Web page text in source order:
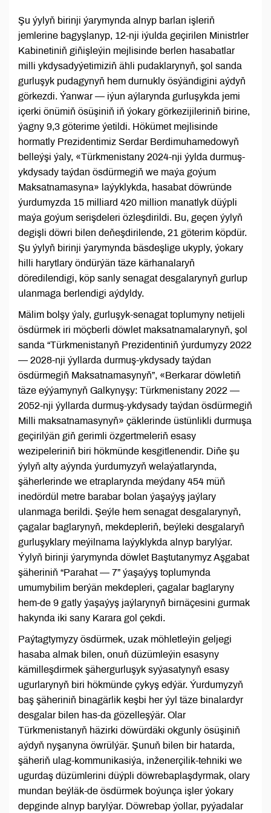
Şu ýylyň birinji ýarymynda alnyp barlan işleriň
jemlerine bagyşlanyp, 12-nji iýulda geçirilen Ministrler
Kabinetiniň giňişleýin mejlisinde berlen hasabatlar
milli ykdysadyýetimiziň ähli pudaklarynyň, şol sanda
gurluşyk pudagynyň hem durnukly ösýändigini aýdyň
görkezdi. Ýanwar — iýun aýlarynda gurluşykda jemi
içerki önümiň ösüşiniň iň ýokary görkezijileriniň birine,
ýagny 9,3 göterime ýetildi. Hökümet mejlisinde
hormatly Prezidentimiz Serdar Berdimuhamedowyň
belleýşi ýaly, «Türkmenistany 2024-nji ýylda durmuş-
ykdysady taýdan ösdürmegiň we maýa goýum
Maksatnamasyna» laýyklykda, hasabat döwründe
ýurdumyzda 15 milliard 420 million manatlyk düýpli
maýa goýum serişdeleri özleşdirildi. Bu, geçen ýylyň
degişli döwri bilen deňeşdirilende, 21 göterim köpdür.
Şu ýylyň birinji ýarymynda bäsdeşlige ukyply, ýokary
hilli harytlary öndürýän täze kärhanalaryň
döredilendigi, köp sanly senagat desgalarynyň gurlup
ulanmaga berlendigi aýdyldy.
Mälim bolşy ýaly, gurluşyk-senagat toplumyny netijeli
ösdürmek iri möçberli döwlet maksatnamalarynyň, şol
sanda “Türkmenistanyň Prezidentiniň ýurdumyzy 2022
— 2028-nji ýyllarda durmuş-ykdysady taýdan
ösdürmegiň Maksatnamasynyň”, «Berkarar döwletiň
täze eýýamynyň Galkynyşy: Türkmenistany 2022 —
2052-nji ýyllarda durmuş-ykdysady taýdan ösdürmegiň
Milli maksatnamasynyň» çäklerinde üstünlikli durmuşa
geçirilýän giň gerimli özgertmeleriň esasy
wezipeleriniň biri hökmünde kesgitlenendir. Diňe şu
ýylyň alty aýynda ýurdumyzyň welaýatlarynda,
şäherlerinde we etraplarynda meýdany 454 müň
inedördül metre barabar bolan ýaşaýyş jaýlary
ulanmaga berildi. Şeýle hem senagat desgalarynyň,
çagalar baglarynyň, mekdepleriň, beýleki desgalaryň
gurluşyklary meýilnama laýyklykda alnyp barylýar.
Ýylyň birinji ýarymynda döwlet Baştutanymyz Aşgabat
şäheriniň “Parahat — 7” ýaşaýyş toplumynda
umumybilim berýän mekdepleri, çagalar baglaryny
hem-de 9 gatly ýaşaýyş jaýlarynyň birnäçesini gurmak
hakynda iki sany Karara gol çekdi.
Paýtagtymyzy ösdürmek, uzak möhletleýin geljegi
hasaba almak bilen, onuň düzümleýin esasyny
kämilleşdirmek şähergurluşyk syýasatynyň esasy
ugurlarynyň biri hökmünde çykyş edýär. Ýurdumyzyň
baş şäheriniň binagärlik keşbi her ýyl täze binalardyr
desgalar bilen has-da gözelleşýär. Olar
Türkmenistanyň häzirki döwürdäki okgunly ösüşiniň
aýdyň nyşanyna öwrülýär. Şunuň bilen bir hatarda,
şäheriň ulag-kommunikasiýa, inženerçilik-tehniki we
ugurdaş düzümlerini düýpli döwrebaplaşdyrmak, olary
mundan beýläk-de ösdürmek boýunça işler ýokary
depginde alnyp barylýar. Döwrebap ýollar, pyýadalar